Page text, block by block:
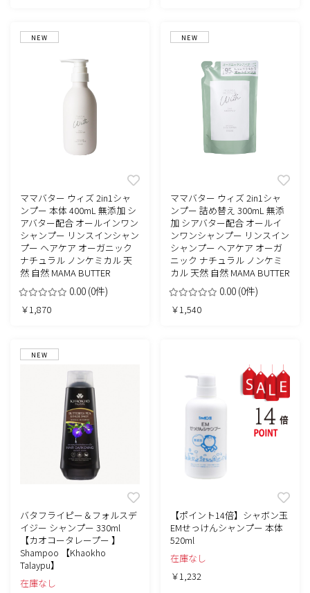
NEW
ママバター ウィズ 2in1シャ
ンプー 本体 400mL 無添加 シ
アバター配合 オールインワン
シャンプー リンスインシャン
プー ヘアケア オーガニック
ナチュラル ノンケミカル 天
然 自然 MAMA BUTTER
0.00 (0件)
￥1,870
NEW
ママバター ウィズ 2in1シャ
ンプー 詰め替え 300mL 無添
加 シアバター配合 オールイ
ンワンシャンプー リンスイン
シャンプー ヘアケア オーガ
ニック ナチュラル ノンケミ
カル 天然 自然 MAMA BUTTER
0.00 (0件)
￥1,540
NEW
バタフライピー＆フォルスデ
イジー シャンプー 330ml
【カオコータレープー 】
Shampoo 【Khaokho
Talaypu】
在庫なし
【ポイント14倍】シャボン玉
EMせっけんシャンプー 本体
520ml
在庫なし
￥1,232